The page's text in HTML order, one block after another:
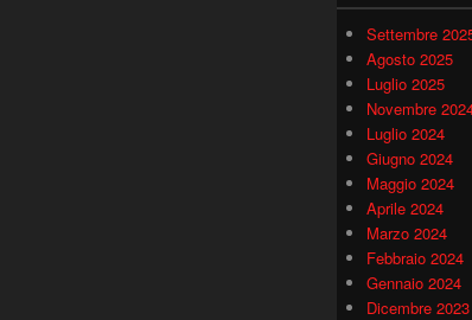
Settembre
Agosto 2025
Luglio 2025
Novembre
Luglio 2024
Giugno 2024
Maggio 2024
Aprile 2024
Marzo 2024
Febbraio 2024
Gennaio 2024
Dicembre 2023